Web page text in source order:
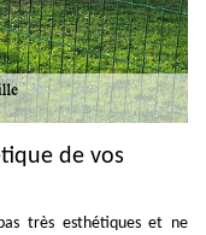
de vos
très esthétiques et ne